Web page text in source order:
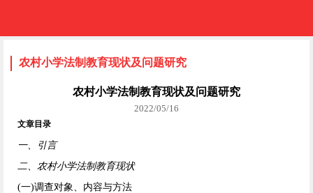
农村小学法制教育现状及问题研究
农村小学法制教育现状及问题研究
2022/05/16
文章目录
一、引言
二、农村小学法制教育现状
(一)调查对象、内容与方法